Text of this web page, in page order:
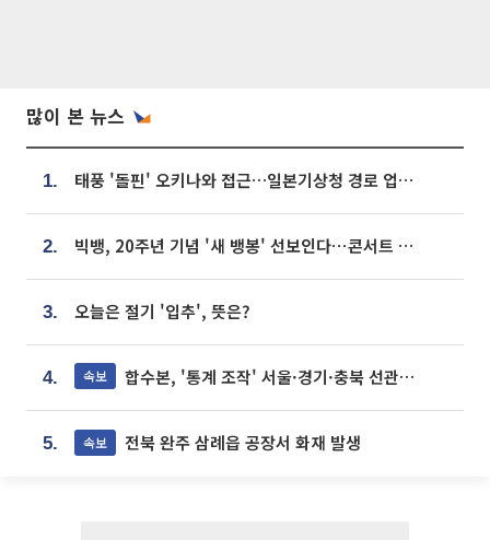
많이 본 뉴스
1. 태풍 '돌핀' 오키나와 접근…일본기상청 경로 업데이트
2. 빅뱅, 20주년 기념 '새 뱅봉' 선보인다⋯콘서트 앞두고 팝업 개최
3. 오늘은 절기 '입추', 뜻은?
4. 속보 합수본, '통계 조작' 서울·경기·충북 선관위 등 추가 압수수색
5. 속보 전북 완주 삼례읍 공장서 화재 발생